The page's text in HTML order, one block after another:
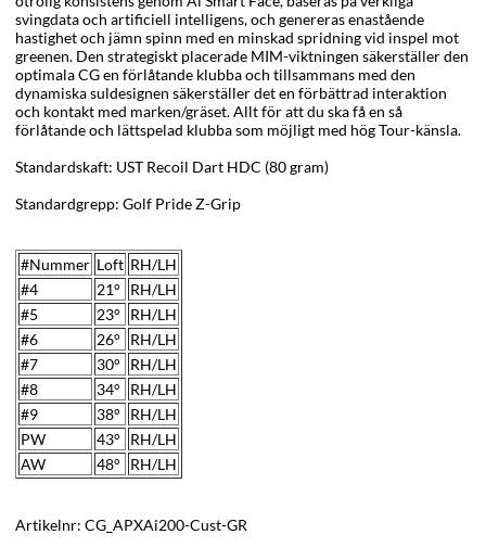
svingdata och artificiell intelligens, och genereras enastående
hastighetoch jämn spinn med en minskad spridning vid inspel mot
greenen. Den strategiskt placerade MIM-viktningen säkerställer den
optimala CG en förlåtande klubba och tillsammans med den
dynamiska suldesignen säkerställer det en förbättrad interaktion
och kontakt med marken/gräset. Allt för att du ska få en så
förlåtande och lättspelad klubba som möjligt med hög Tour-känsla.
Standardskaft: UST Recoil Dart HDC (80 gram)
Standardgrepp: Golf Pride Z-Grip
#Nummer Loft RH/LH
#4
21°
RH/LH
#5
23°
RH/LH
#6
26°
RH/LH
#7
30°
RH/LH
#8
34°
RH/LH
#9
38°
RH/LH
PW
43°
RH/LH
AW
48° RH/LH
Artikelnr: CG_APXAi200-Cust-GR